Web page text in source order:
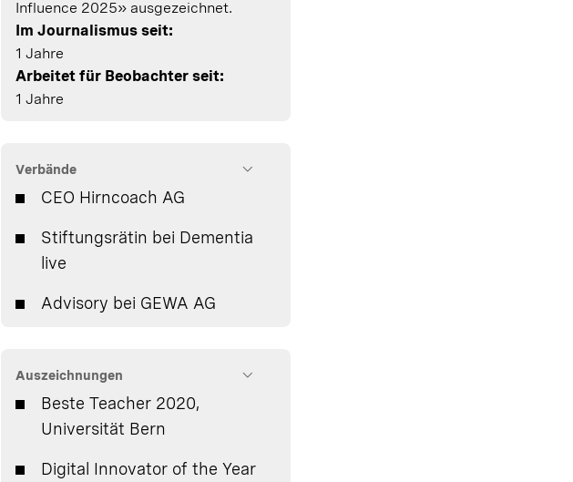
Influence 2025» ausgezeichnet.
Im Journalismus seit:
1 Jahre
Arbeitet für Beobachter seit:
1 Jahre
Verbände
CEO Hirncoach AG
Stiftungsrätin bei Dementia
live
Advisory bei GEWA AG
Auszeichnungen
Beste Teacher 2020,
Universität Bern
Digital Innovator of the Year